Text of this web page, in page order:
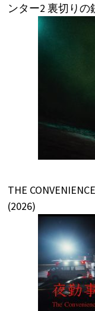
ンター2 裏切りの
THE
(2026)